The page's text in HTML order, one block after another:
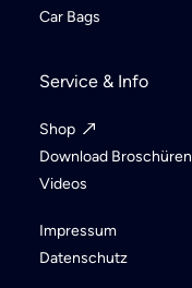
Car Bags
Service & Info
Shop
Download Broschüren
Videos
Impressum
Datenschutz